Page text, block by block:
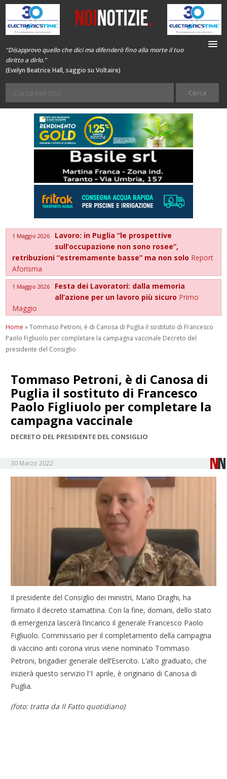
“Disapprovo quello che dici ma difenderò fino alla morte il tuo
diritto a dirlo.”
(Evelyn Beatrice Hall, saggio su Voltaire)
1 Maggio 2026
Lavoro: in Puglia “le prospettive
sull’occupazione non sono rosee”,
retribuzioni “estremamente basse” ma non solo Report
Aforisma
1 Maggio 2026
Festa dei Lavoratori: dalla memoria
all’azione per un lavoro più sicuro Primo
Maggio
Home »Tommaso Petroni, è di Canosa di Puglia il sostituto di Francesco
Paolo Figliuolo per completare la campagna vaccinale Decreto del
presidente del Consiglio
Tommaso Petroni, è di Canosa di
Puglia il sostituto di Francesco
Paolo Figliuolo per completare la
campagna vaccinale
DECRETO DEL PRESIDENTE DEL CONSIGLIO
30 Marzo 2022
Il presidente del Consiglio dei ministri, Mario Draghi, ha
firmato il decreto stamattina. Con la fine, domani, dello stato
di emergenza lascerà l’incarico il generale Francesco Paolo
Figliuolo. Commissario per il completamento della campagna
di vaccino anti corona virus viene nominato Tommaso
Petroni, brigadier generale dell’Esercito. L’alto graduato, che
inizierà questo servizio l’1 aprile, è originario di Canosa di
Puglia.
(foto: tratta da Il Fatto quotidiano)